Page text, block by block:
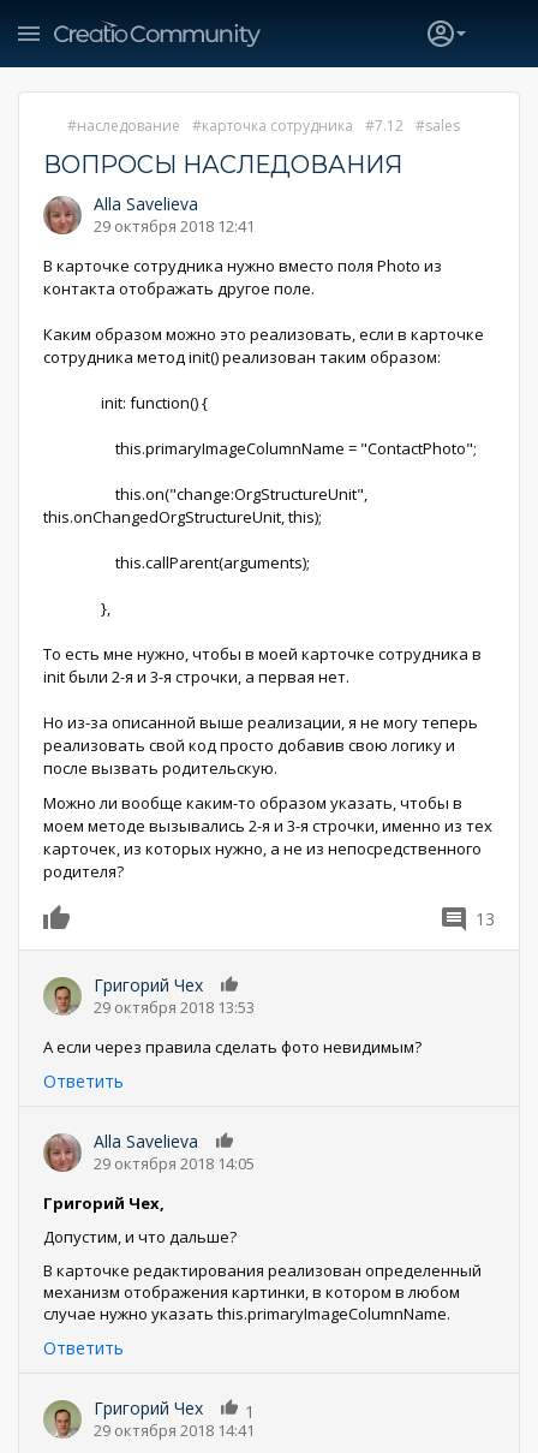
наследование карточка сотрудника 7.12 sales
ВОПРОСЫ НАСЛЕДОВАНИЯ
Alla Savelieva
29 октября 2018 12:41
В карточке сотрудника нужно вместо поля Photo из
контакта отображать другое поле.
Каким образом можно это реализовать, если в карточке
сотрудника метод init() реализован таким образом:
init: function() {
this.primaryImageColumnName = "ContactPhoto";
this.on("change:OrgStructureUnit",
this.onChangedOrgStructureUnit, this);
this.callParent(arguments);
},
То есть мне нужно, чтобы в моей карточке сотрудника в
init были 2-я и 3-я строчки, а первая нет.
Но из-за описанной выше реализации, я не могу теперь
реализовать свой код просто добавив свою логику и
после вызвать родительскую.
Можно ли вообще каким-то образом указать, чтобы в
моем методе вызывались 2-я и 3-я строчки, именно из тех
карточек, из которых нужно, а не из непосредственного
родителя?
13
Григорий Чех
29 октября 2018 13:53
А если через правила сделать фото невидимым?
Ответить
Alla Savelieva
29 октября 2018 14:05
Григорий Чех,
Допустим, и что дальше?
В карточке редактирования реализован определенный
механизм отображения картинки, в котором в любом
случае нужно указать this.primaryImageColumnName.
Ответить
Григорий Чех
29 октября 2018 14:41
1